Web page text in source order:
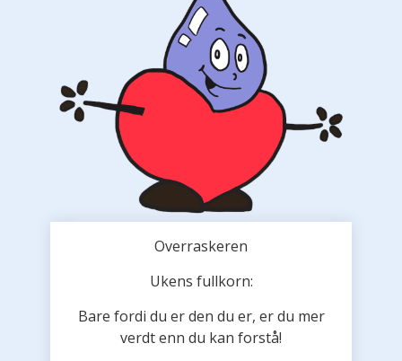
Overraskeren
Ukens fullkorn:
Bare fordi du er den du er, er du mer
verdt enn du kan forstå!